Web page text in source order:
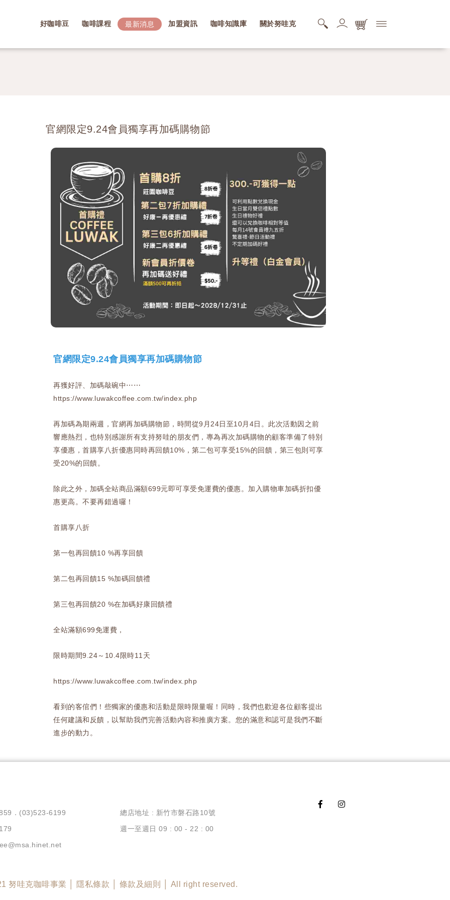
好咖啡豆 咖啡課程 最新消息 加盟資訊 咖啡知識庫 關於努哇克
官網限定9.24會員獨享再加碼購物節
官網限定9.24會員獨享再加碼購物節
再獲好評、加碼敲碗中⋯⋯
https://www.luwakcoffee.com.tw/index.php
再加碼為期兩週，官網再加碼購物節，時間從9月24日至10月4日。此次活動因之前
響應熱烈，也特別感謝所有支持努哇的朋友們，專為再次加碼購物的顧客準備了特別
享優惠，首購享八折優惠同時再回饋10%，第二包可享受15%的回饋，第三包則可享
受20%的回饋。
除此之外，加碼全站商品滿額699元即可享受免運費的優惠。加入購物車加碼折扣優
惠更高。不要再錯過囉！
首購享八折
第一包再回饋10 %再享回饋
第二包再回饋15 %加碼回饋禮
第三包再回饋20 %在加碼好康回饋禮
全站滿額699免運費，
限時期間9.24～10.4限時11天
https://www.luwakcoffee.com.tw/index.php
看到的客倌們！些獨家的優惠和活動是限時限量喔！同時，我們也歡迎各位顧客提出
任何建議和反饋，以幫助我們完善活動內容和推廣方案。您的滿意和認可是我們不斷
進步的動力。
．(03)523-6199
總店地址 : 新竹市磐石路10號
週一至週日 09 : 00 - 22 : 00
努哇克咖啡事業 │ 隱私條款 │ 條款及細則 │ All right reserved.